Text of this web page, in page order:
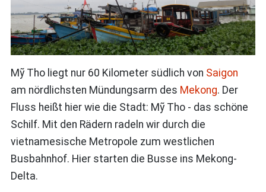
Mỹ Tho liegt nur 60 Kilometer südlich von Saigon
am nördlichsten Mündungsarm des Mekong. Der
Fluss heißt hier wie die Stadt: Mỹ Tho - das schöne
Schilf. Mit den Rädern radeln wir durch die
vietnamesische Metropole zum westlichen
Busbahnhof. Hier starten die Busse ins Mekong-
Delta.